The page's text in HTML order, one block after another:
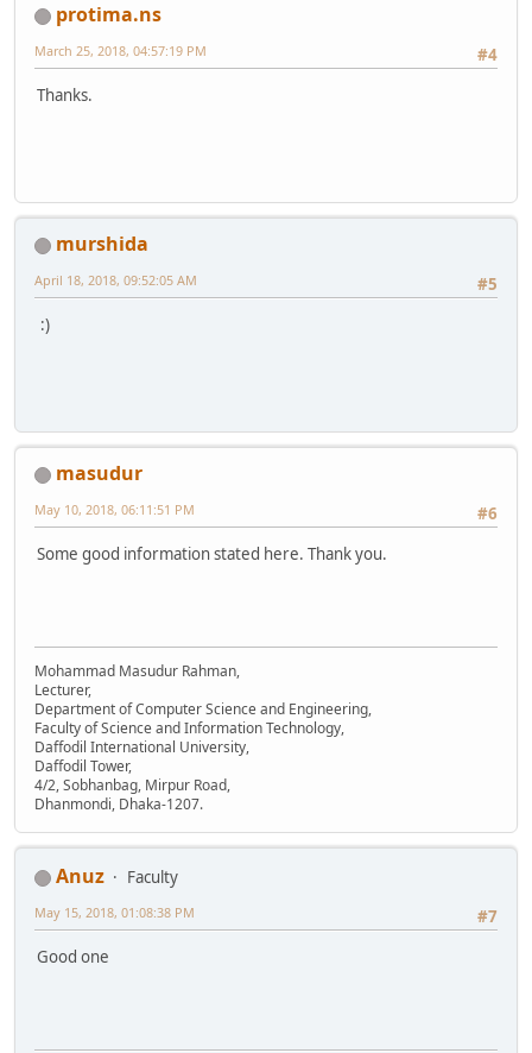
protima.ns
#4
March 25, 2018, 04:57:19 PM
Thanks.
murshida
#5
April 18, 2018, 09:52:05 AM
:)
masudur
#6
May 10, 2018, 06:11:51 PM
Some good information stated here. Thank you.
Mohammad Masudur Rahman,
Lecturer,
Department of Computer Science and Engineering,
Faculty of Science and Information Technology,
Daffodil International University,
Daffodil Tower,
4/2, Sobhanbag, Mirpur Road,
Dhanmondi, Dhaka-1207.
Anuz
Faculty
#7
May 15, 2018, 01:08:38 PM
Good one